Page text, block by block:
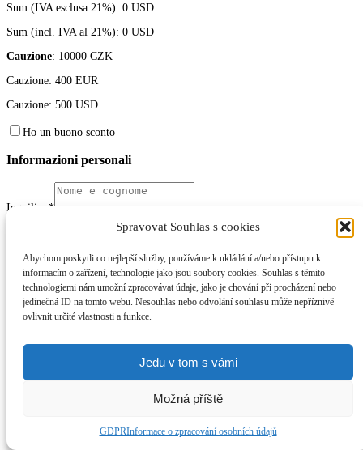
Spravovat Souhlas s cookies
Abychom poskytli co nejlepší služby, používáme k ukládání a/nebo přístupu k
informacím o zařízení, technologie jako jsou soubory cookies. Souhlas s těmito
technologiemi nám umožní zpracovávat údaje, jako je chování při procházení nebo
jedinečná ID na tomto webu. Nesouhlas nebo odvolání souhlasu může nepříznivě
ovlivnit určité vlastnosti a funkce.
Jedu v tom s vámi
Možná příště
GDPRInformace o zpracování osobních údajů
Sum (IVA esclusa 21%): 0 USD
Sum (incl. IVA al 21%): 0 USD
Cauzione: 10000 CZK
Cauzione: 400 EUR
Cauzione: 500 USD
Ho un buono sconto
Informazioni personali
Inquilino*
E-mail*
Osservazione
al trattamento dei dati personali.*